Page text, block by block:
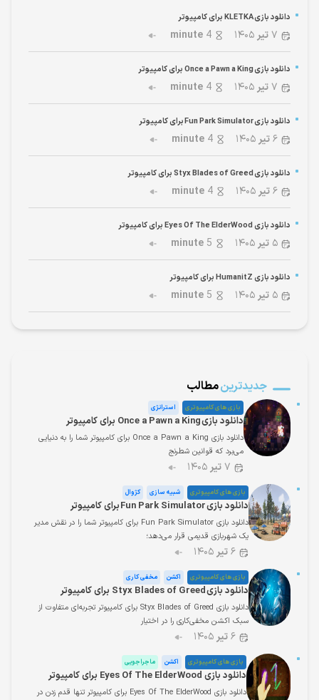
دانلود بازی KLETKA برای کامپیوتر
۷تیر ۱۴۰۵ 4
minute
دانلود بازی Once a Pawn a King برای کامپیوتر
۷تیر ۱۴۰۵ 4
minute
دانلود بازی Fun Park Simulator برای کامپیوتر
۶تیر ۱۴۰۵ 4
minute
دانلود بازی Styx Blades of Greed برای کامپیوتر
۶تیر ۱۴۰۵ 4
minute
دانلود بازی Eyes Of The ElderWood برای کامپیوتر
۵ تیر ۱۴۰۵ 5
minute
دانلود بازی HumanitZ برای کامپیوتر
۵ تیر ۱۴۰۵ 5
minute
جدیدترینمطالب
بازی های کامپیوتری استراتژی
دانلود بازی Once a Pawn a King برای کامپیوتر
دانلود بازی Once a Pawn a King برای کامپیوتر شما را به دنیایی
می‌برد که قوانین شطرنج
۷ تیر ۱۴۰۵
بازی های کامپیوتری شبیه سازی کژوال
دانلود بازی Fun Park Simulator برای کامپیوتر
دانلود بازی Fun Park Simulator برای کامپیوتر شما را در نقش مدیر
یک شهربازی قدیمی قرار می‌دهد؛
۶تیر ۱۴۰۵
بازی های کامپیوتری اکشن مخفی کاری
دانلود بازی Styx Blades of Greed برای کامپیوتر
دانلود بازی Styx Blades of Greed برای کامپیوتر تجربه‌ای متفاوت از
سبک اکشن مخفی‌کاری را در اختیار
۶تیر ۱۴۰۵
بازی های کامپیوتری اکشن ماجراجویی
دانلود بازی Eyes Of The ElderWood برای کامپیوتر
دانلود بازی Eyes Of The ElderWood برای کامپیوتر تنها قدم زدن در